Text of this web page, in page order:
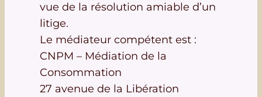
vue de la résolution amiable d’un
litige.
Le médiateur compétent est :
CNPM – Médiation de la
Consommation
27 avenue de la Libération